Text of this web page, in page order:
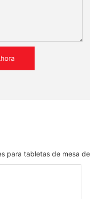
para tabletas de mesa